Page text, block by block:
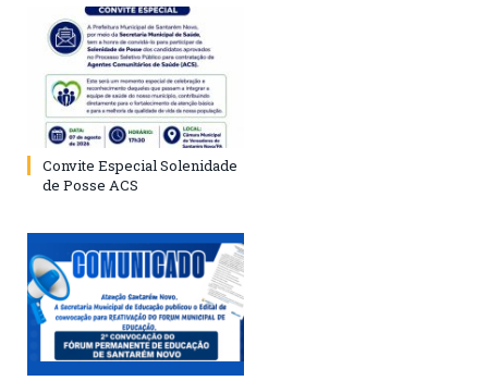
Convite Especial Solenidade
de Posse ACS